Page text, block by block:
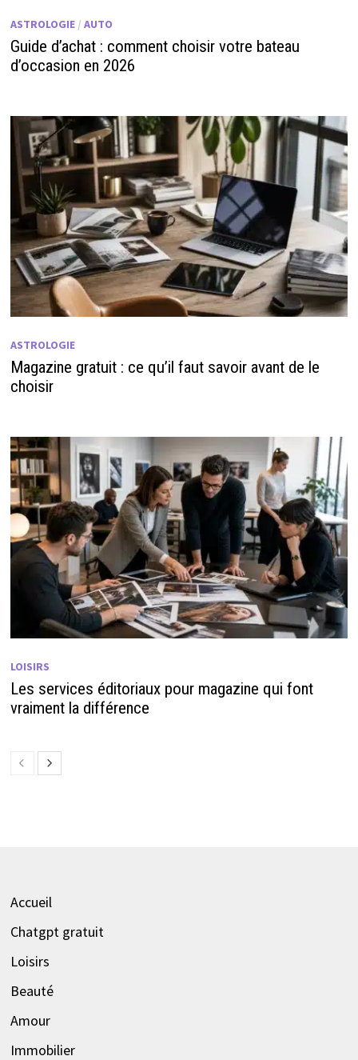
ASTROLOGIE/ AUTO
Guide d’achat : comment choisir votre bateau
d’occasion en 2026
ASTROLOGIE
Magazine gratuit : ce qu’il faut savoir avant de le
choisir
LOISIRS
Les services éditoriaux pour magazine qui font
vraiment la différence
Accueil
Chatgpt gratuit
Loisirs
Beauté
Amour
Immobilier